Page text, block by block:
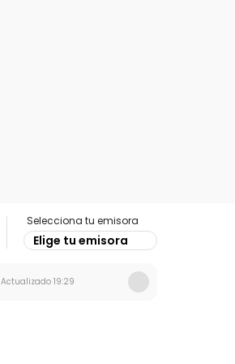
Selecciona tu emisora
Elige tu emisora
Actualizado 19:29